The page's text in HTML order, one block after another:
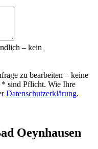
– kein
zu bearbeiten – keine
* sind Pflicht. Wie Ihre
Datenschutzerklärung.
Oeynhausen